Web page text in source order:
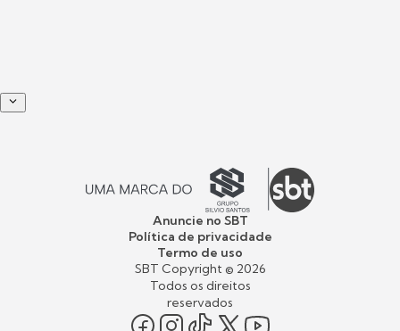
Anuncie no SBT
Política de privacidade
Termo de uso
SBT Copyright © 2026
Todos os direitos
reservados